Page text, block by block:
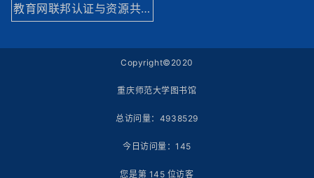
教育网联邦认证与资源共享基础设施网站
Copyright©2020
重庆师范大学图书馆
总访问量： 4938529
今日访问量：145
您是第 145 位访客